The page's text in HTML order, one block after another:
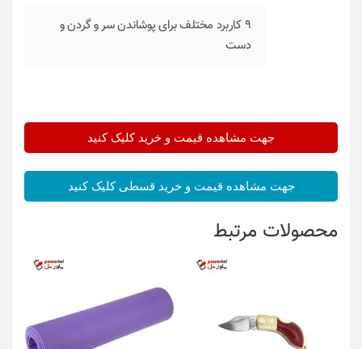
9 کاربرد مختلف برای پوشاندن سر و گردن و
دست
جهت مشاهده قیمت و خرید کلیک کنید
جهت مشاهده قیمت و خرید قسطی کلیک کنید
محصولات مرتبط